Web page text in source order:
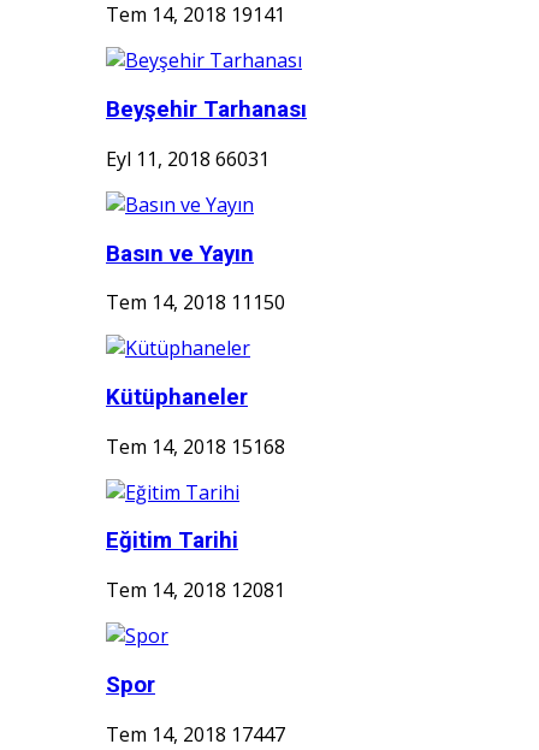
Tem 14, 2018 19141
Beyşehir Tarhanası
Eyl 11, 2018 66031
Basın ve Yayın
Tem 14, 2018 11150
Kütüphaneler
Tem 14, 2018 15168
Eğitim Tarihi
Tem 14, 2018 12081
Spor
Tem 14, 2018 17447